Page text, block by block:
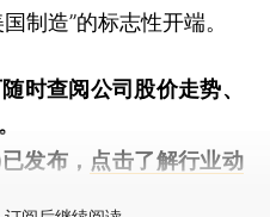
制造”的标志性开端。
随时查阅公司股价走势、
发布， 点击了解行业动